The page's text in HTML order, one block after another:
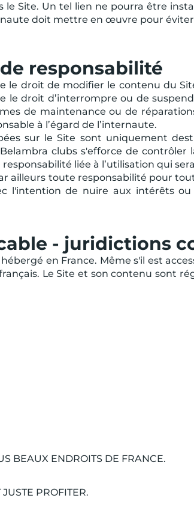
Site. Un tel lien ne pourra être
doit mettre en œuvre pour
responsabilité
le droit de modifier le contenu du
le droit d’interrompre ou de
de maintenance ou de
à l’égard de l’internaute.
sur le Site sont uniquement
Belambra clubs s'efforce de
liée à l’utilisation qui
ailleurs toute responsabilité pour
l'intention de nuire aux intérêts
- juridictions
en France. Même s'il est
Le Site et son contenu sont
BEAUX ENDROITS DE FRANCE.
PROFITER.